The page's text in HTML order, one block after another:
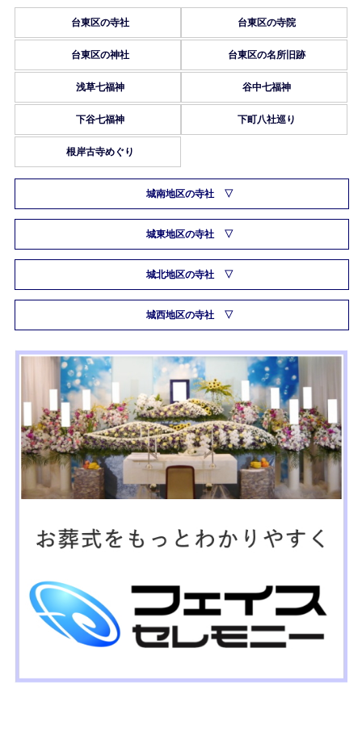
台東区の寺社 台東区の寺院
台東区の神社 台東区の名所旧跡
浅草七福神 谷中七福神
下谷七福神 下町八社巡り
根岸古寺めぐり
城南地区の寺社
城東地区の寺社
城北地区の寺社
城西地区の寺社